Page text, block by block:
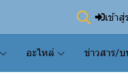
เข้าสู่
อะไหล่ ข่าวสาร/